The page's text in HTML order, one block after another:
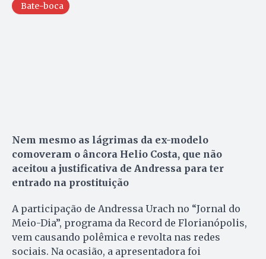
Bate-boca
Nem mesmo as lágrimas da ex-modelo
comoveram o âncora Helio Costa, que não
aceitou a justificativa de Andressa para ter
entrado na prostituição
A participação de Andressa Urach no “Jornal do
Meio-Dia”, programa da Record de Florianópolis,
vem causando polêmica e revolta nas redes
sociais. Na ocasião, a apresentadora foi